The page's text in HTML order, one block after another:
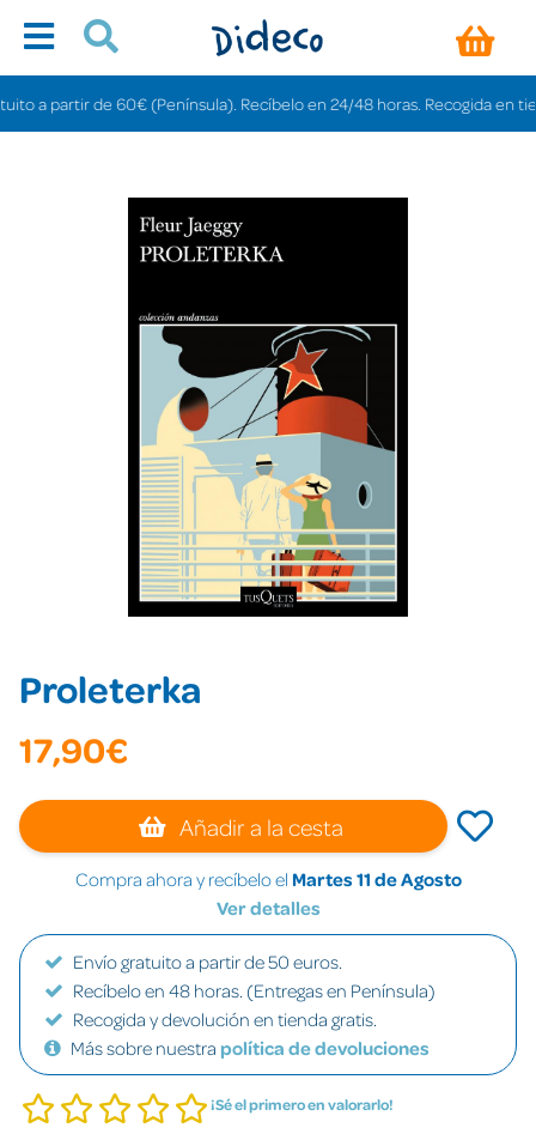
partir de 60€ (Península). Recíbelo en 24/48 horas. Recogida en
Proleterka
17,90€
Añadir a la cesta
Compra ahora y recíbelo el Martes 11 de Agosto
Ver detalles
Envío gratuito a partir de 50 euros.
Recíbelo en 48 horas. (Entregas en Península)
Recogida y devolución en tienda gratis.
Más sobre nuestra política de devoluciones
¡Sé el primero en valorarlo!